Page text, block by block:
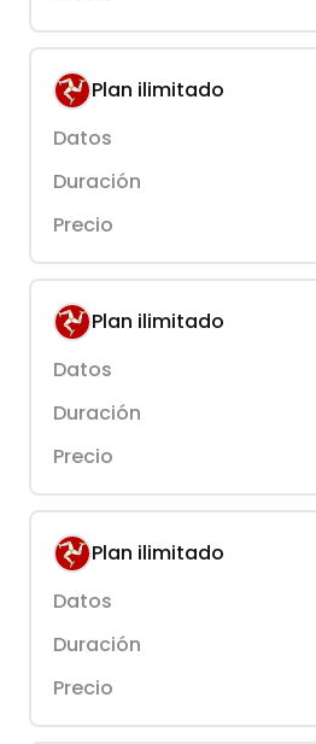
Plan ilimitado
Datos
Duración
Precio
Plan ilimitado
Datos
Duración
Precio
Plan ilimitado
Datos
Duración
Precio